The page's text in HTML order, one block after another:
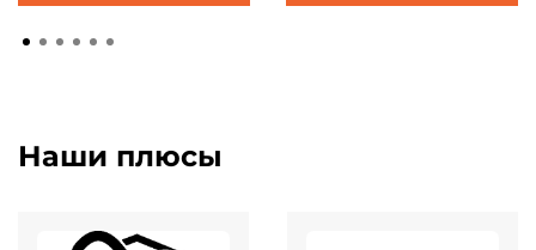
Наши плюсы